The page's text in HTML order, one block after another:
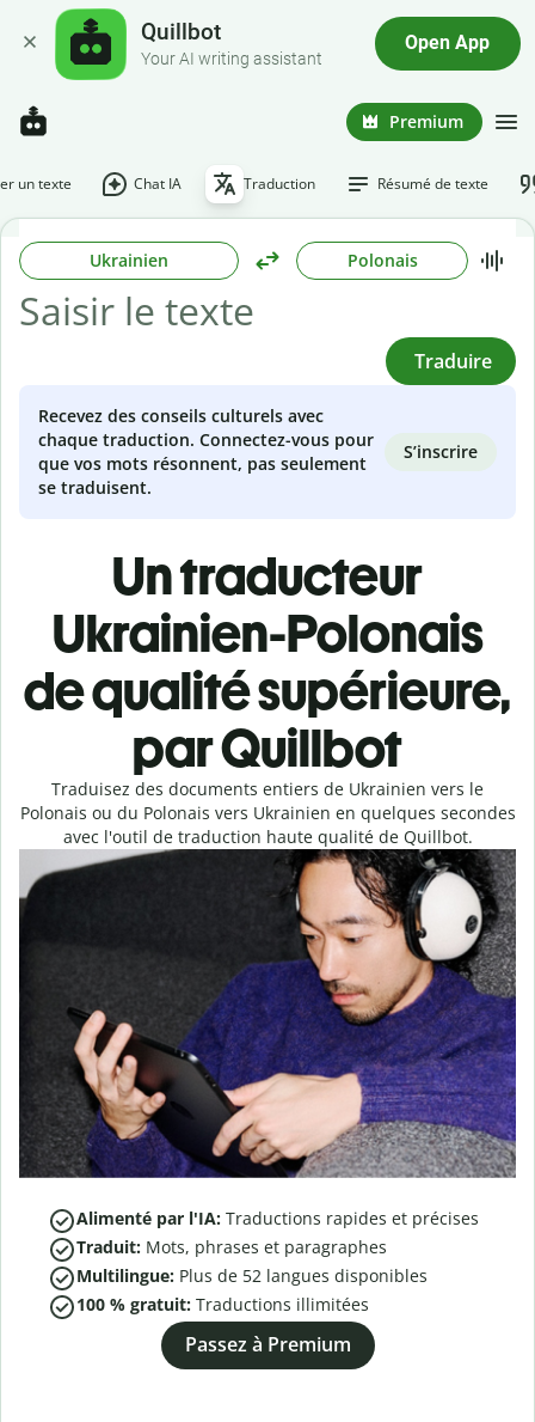
Quillbot
Your AI writing assistant
Open App
Premium
un texte Chat IA Traduction Résumé de texte
Ukrainien Polonais
Traduire
Recevez des conseils culturels avec
chaque traduction. Connectez-vous pour
que vos mots résonnent, pas seulement
se traduisent.
S’inscrire
Un traducteur
Ukrainien-Polonais
de qualité supérieure,
par Quillbot
Traduisez des documents entiers de Ukrainien vers le
Polonais ou du Polonais vers Ukrainien en quelques secondes
avec l'outil de traduction haute qualité de Quillbot.
Alimenté par l'IA: Traductions rapides et précises
Traduit: Mots, phrases et paragraphes
Multilingue: Plus de 52 langues disponibles
100 % gratuit: Traductions illimitées
Passez à Premium